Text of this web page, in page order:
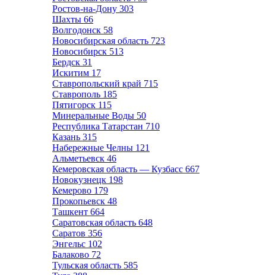
Ростов-на-Дону 303
Шахты 66
Волгодонск 58
Новосибирская область 723
Новосибирск 513
Бердск 31
Искитим 17
Ставропольский край 715
Ставрополь 185
Пятигорск 115
Минеральные Воды 50
Республика Татарстан 710
Казань 315
Набережные Челны 121
Альметьевск 46
Кемеровская область — Кузбасс 667
Новокузнецк 198
Кемерово 179
Прокопьевск 48
Ташкент 664
Саратовская область 648
Саратов 356
Энгельс 102
Балаково 72
Тульская область 585